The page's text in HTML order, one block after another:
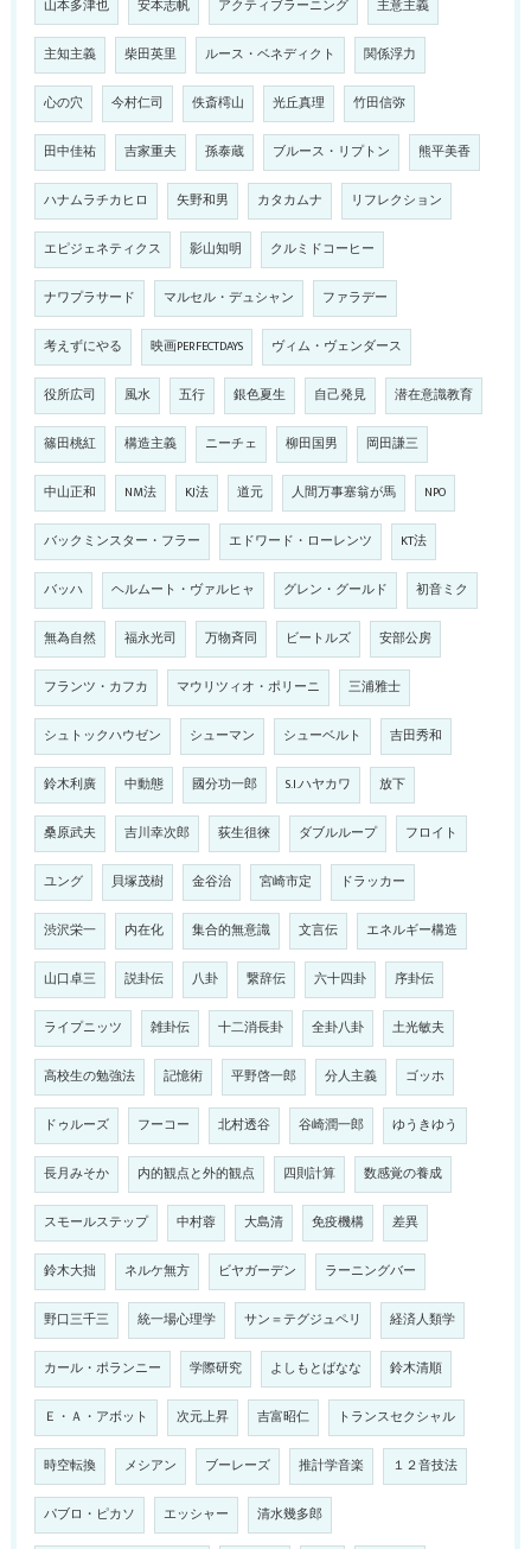
山本多津也 安本志帆 アクティブラーニング 主意主義
主知主義 柴田英里 ルース・ベネディクト 関係浮力
心の穴 今村仁司 佚斎樗山 光丘真理 竹田信弥
田中佳祐 吉家重夫 孫泰蔵 ブルース・リプトン 熊平美香
ハナムラチカヒロ 矢野和男 カタカムナ リフレクション
エピジェネティクス 影山知明 クルミドコーヒー
ナワプラサード マルセル・デュシャン ファラデー
考えずにやる 映画PERFECTDAYS ヴィム・ヴェンダース
役所広司 風水 五行 銀色夏生 自己発見 潜在意識教育
篠田桃紅 構造主義 ニーチェ 柳田国男 岡田謙三
中山正和 NM法 KJ法 道元 人間万事塞翁が馬 NPO
バックミンスター・フラー エドワード・ローレンツ KT法
バッハ ヘルムート・ヴァルヒャ グレン・グールド 初音ミク
無為自然 福永光司 万物斉同 ビートルズ 安部公房
フランツ・カフカ マウリツィオ・ポリーニ 三浦雅士
シュトックハウゼン シューマン シューベルト 吉田秀和
鈴木利廣 中動態 國分功一郎 S.I.ハヤカワ 放下
桑原武夫 吉川幸次郎 荻生徂徠 ダブルループ フロイト
ユング 貝塚茂樹 金谷治 宮崎市定 ドラッカー
渋沢栄一 内在化 集合的無意識 文言伝 エネルギー構造
山口卓三 説卦伝 八卦 繋辞伝 六十四卦 序卦伝
ライプニッツ 雑卦伝 十二消長卦 全卦八卦 土光敏夫
高校生の勉強法 記憶術 平野啓一郎 分人主義 ゴッホ
ドゥルーズ フーコー 北村透谷 谷崎潤一郎 ゆうきゆう
長月みそか 内的観点と外的観点 四則計算 数感覚の養成
スモールステップ 中村蓉 大島清 免疫機構 差異
鈴木大拙 ネルケ無方 ビヤガーデン ラーニングバー
野口三千三 統一場心理学 サン＝テグジュペリ 経済人類学
カール・ポランニー 学際研究 よしもとばなな 鈴木清順
Ｅ・Ａ・アボット 次元上昇 吉富昭仁 トランスセクシャル
時空転換 メシアン ブーレーズ 推計学音楽 １２音技法
パブロ・ピカソ エッシャー 清水幾多郎